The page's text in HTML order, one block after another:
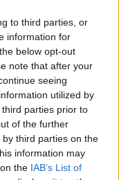
to third parties, or
information for
below opt-out
note that after your
seeing
utilized by
parties prior to
of the further
third parties on the
information may
the IAB’s List of